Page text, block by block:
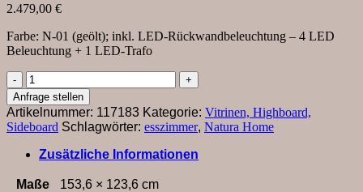
2.479,00 €
Farbe: N-01 (geölt); inkl. LED-Rückwandbeleuchtung – 4 LED
Beleuchtung + 1 LED-Trafo
Highboard
Bakersfield
-
inkl.
Beleuchtung,
Rückwand
mit
Holzschindeln,
Anfrage stellen
Artikelnummer: 117183 Kategorie: Vitrinen, Highboard,
Sideboard Schlagwörter: esszimmer, Natura Home
Zusätzliche Informationen
Maße 153,6 × 123,6 cm